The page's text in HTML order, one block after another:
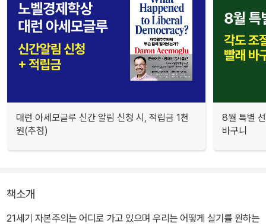
대런 아세모글루 신간 알림 신청 시, 적립금 1천
원(추첨)
8월 특별
바구니
책소개
21세기 자본주의는 어디로 가고 있으며 우리는 어떻게 살기를 원하는